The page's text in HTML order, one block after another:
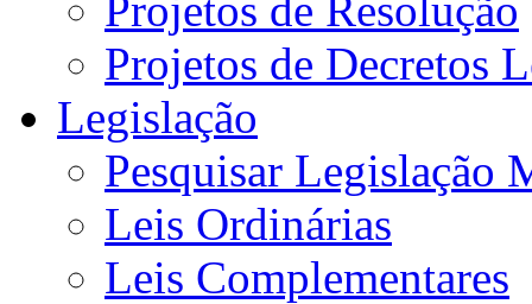
Projetos de Decretos
Legislação
Pesquisar Legislação
Leis Ordinárias
Leis Complementares